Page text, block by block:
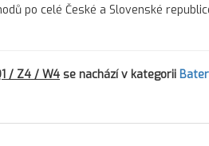
po celé České a Slovenské
/ Z4 / W4 se nachází v kategorii